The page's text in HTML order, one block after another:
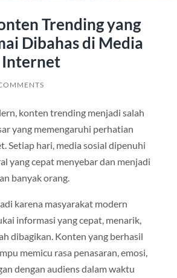
Trending yang
Dibahas di Media
Internet
konten trending menjadi salah
yang memengaruhi perhatian
Setiap hari, media sosial dipenuhi
yang cepat menyebar dan menjadi
banyak orang.
karena masyarakat modern
informasi yang cepat, menarik,
dibagikan. Konten yang berhasil
memicu rasa penasaran, emosi,
dengan audiens dalam waktu